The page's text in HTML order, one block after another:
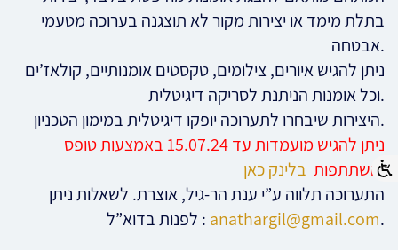
בתלת מימד או יצירות מקור לא תוצגנה בערוכה מטעמי
אבטחה.
ניתן להגיש איורים, צילומים, טקסטים אומנותיים, קולאז’ים
וכל אומנות הניתנת לסריקה דיגיטלית.
היצירות שיבחרו לתערוכה יופקו דיגיטלית במימון הטכניון.
ניתן להגיש מועמדות עד 15.07.24 באמצעות טופס
השתתפות בלינק כאן
.
התערוכה תלווה ע”י ענת הר-גיל, אוצרת. לשאלות ניתן
לפנות בדוא”ל : anathargil@gmail.com.